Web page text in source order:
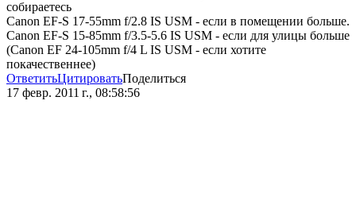
собираетесь
Canon EF-S 17-55mm f/2.8 IS USM - если в помещении больше.
Canon EF-S 15-85mm f/3.5-5.6 IS USM - если для улицы больше
(Canon EF 24-105mm f/4 L IS USM - если хотите
покачественнее)
ОтветитьЦитироватьПоделиться
17 февр. 2011 г., 08:58:56